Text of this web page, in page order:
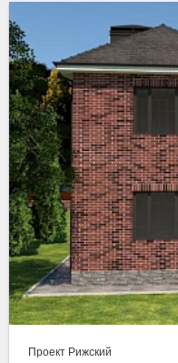
Проект Рижский